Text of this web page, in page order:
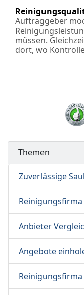
Auftraggeber
müssen.
dort, wo
Themen
Zuverlässige
Anbieter
Angebote